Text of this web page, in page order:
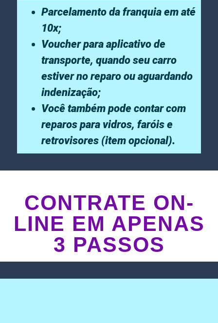
Parcelamento da franquia em até
10x;
Voucher para aplicativo de
transporte, quando seu carro
estiver no reparo ou aguardando
indenização;
Você também pode contar com
reparos para vidros, faróis e
retrovisores (item opcional).
CONTRATE ON-
LINE EM APENAS
3 PASSOS